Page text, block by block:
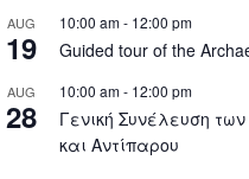
AUG
19
10:00 am- 12:00 pm
Guided tour of the
AUG
28
10:00 am- 12:00 pm
Γενική Συνέλευση
και Αντίπαρου